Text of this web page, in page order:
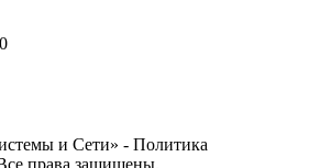
и Сети» - Политика
права защищены.